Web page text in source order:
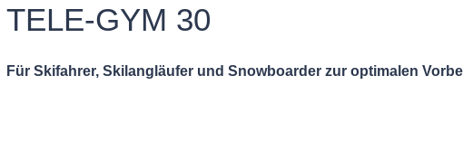
TELE-GYM 30
Für Skifahrer, Skilangläufer und Snowboarder zur optimalen